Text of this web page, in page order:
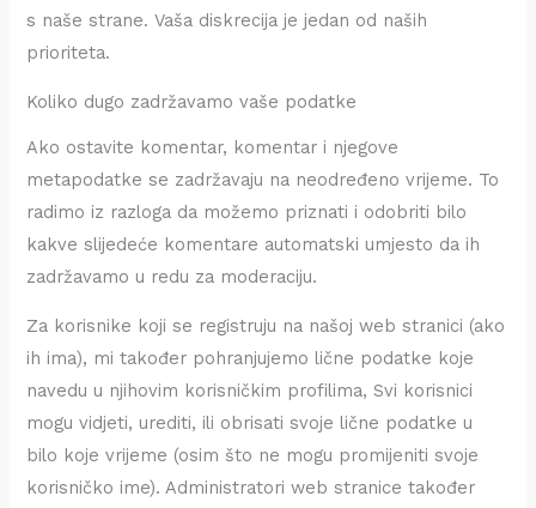
s naše strane. Vaša diskrecija je jedan od naših
prioriteta.
Koliko dugo zadržavamo vaše podatke
Ako ostavite komentar, komentar i njegove
metapodatke se zadržavaju na neodređeno vrijeme. To
radimo iz razloga da možemo priznati i odobriti bilo
kakve slijedeće komentare automatski umjesto da ih
zadržavamo u redu za moderaciju.
Za korisnike koji se registruju na našoj web stranici (ako
ih ima), mi također pohranjujemo lične podatke koje
navedu u njihovim korisničkim profilima, Svi korisnici
mogu vidjeti, urediti, ili obrisati svoje lične podatke u
bilo koje vrijeme (osim što ne mogu promijeniti svoje
korisničko ime). Administratori web stranice također